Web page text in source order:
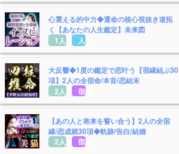
心震える的中力◆運命の核心視抜き道拓
く【あなたの人生鑑定】未来図
1人用
人生
大反響◆1度の鑑定で恋叶う【宿縁結ぶ30
項】2人の全宿命/本音/恋結末
2人用 宿縁
【あの人と将来を誓い合う】2人の全宿
縁/恋成就30項◆軌跡/告白/結婚
2人用 宿縁